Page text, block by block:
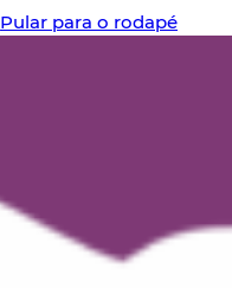
Pular para o rodapé